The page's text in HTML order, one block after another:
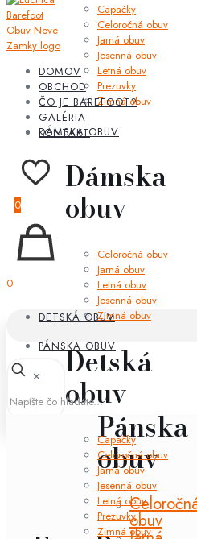
Capačky
Celoročná obuv
Jarná obuv
Jesenná obuv
Letná obuv
Prezuvky
Zimná obuv
DÁMSKA OBUV
Dámska
obuv
Celoročná obuv
Jarná obuv
Letná obuv
Jesenná obuv
Zimná obuv
PÁNSKA OBUV
Pánska
obuv
obuv
DOMOV
OBCHOD
ČO JE BAREFOOT?
GALÉRIA
KONTAKT
0
0
DETSKÁ OBUV
Detská
obuv
Capačky
Celoročná obuv
Jarná obuv
Jesenná obuv
Letná obuv
Prezuvky
Zimná obuv
✕